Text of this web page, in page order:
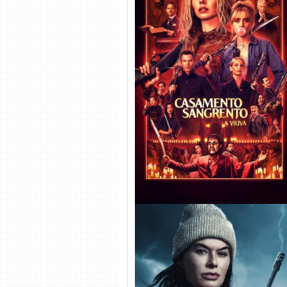
Casamento Sangrento: A
Viúva Torrent (2026) WEB-DL
720p/1080p/4K Dual Áudio